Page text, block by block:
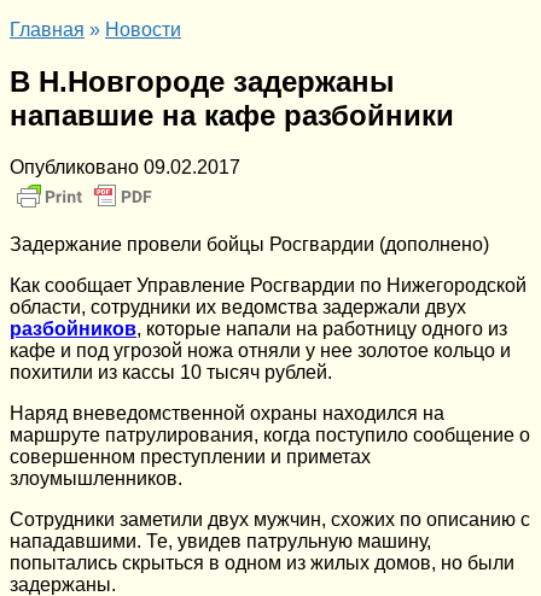
Главная » Новости
В Н.Новгороде задержаны
напавшие на кафе разбойники
Опубликовано 09.02.2017
Задержание провели бойцы Росгвардии (дополнено)
Как сообщает Управление Росгвардии по Нижегородской
области, сотрудники их ведомства задержали двух
разбойников, которые напали на работницу одного из
кафе и под угрозой ножа отняли у нее золотое кольцо и
похитили из кассы 10 тысяч рублей.
Наряд вневедомственной охраны находился на
маршруте патрулирования, когда поступило сообщение о
совершенном преступлении и приметах
злоумышленников.
Сотрудники заметили двух мужчин, схожих по описанию с
нападавшими. Те, увидев патрульную машину,
попытались скрыться в одном из жилых домов, но были
задержаны.